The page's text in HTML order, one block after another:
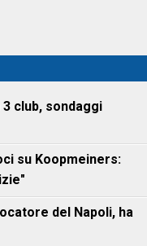
club, sondaggi
su Koopmeiners:
del Napoli, ha